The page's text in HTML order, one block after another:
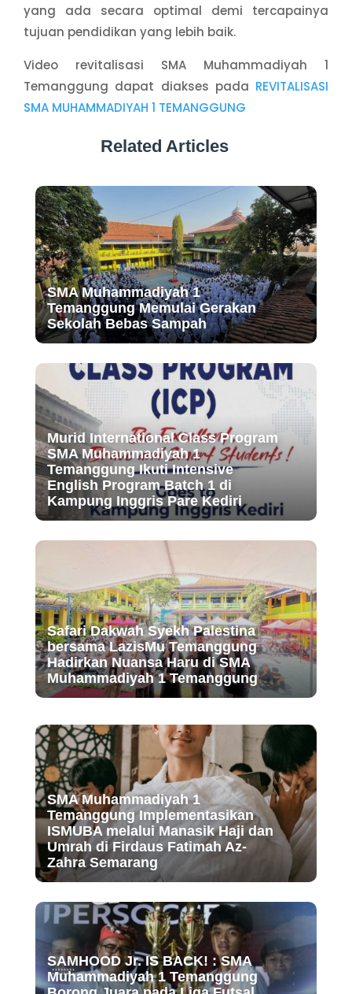
yang ada secara optimal demi tercapainya
tujuan pendidikan yang lebih baik.
Video revitalisasi SMA Muhammadiyah 1
Temanggung dapat diakses pada REVITALISASI
SMA MUHAMMADIYAH 1 TEMANGGUNG
Related Articles
SMA Muhammadiyah 1
Temanggung Memulai Gerakan
Sekolah Bebas Sampah
Murid International Class Program
SMA Muhammadiyah 1
Temanggung Ikuti Intensive
English Program Batch 1 di
Kampung Inggris Pare Kediri
Safari Dakwah Syekh Palestina
bersama LazisMu Temanggung
Hadirkan Nuansa Haru di SMA
Muhammadiyah 1 Temanggung
SMA Muhammadiyah 1
Temanggung Implementasikan
ISMUBA melalui Manasik Haji dan
Umrah di Firdaus Fatimah Az-
Zahra Semarang
SAMHOOD Jr. IS BACK! : SMA
Muhammadiyah 1 Temanggung